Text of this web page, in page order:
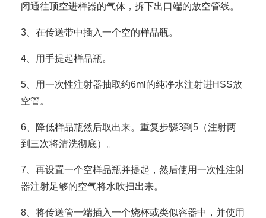
闭通往顶空进样器的气体，拆下出口端的放空管线。
3、在传送带中插入一个空的样品瓶。
4、用手提起样品瓶。
5、用一次性注射器抽取约6ml的纯净水注射进HSS放
空管。
6、降低样品瓶然后取出来。重复步骤3到5（注射两
到三次将清洗彻底）。
7、再设置一个空样品瓶并提起，然后使用一次性注射
器注射足够的空气将水吹扫出来。
8、将传送管一端插入一个烧杯或类似容器中，并使用